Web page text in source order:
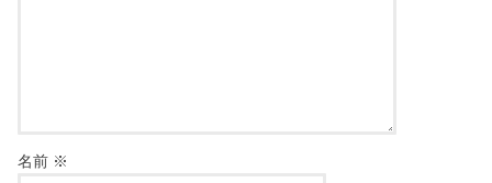
名前 ※